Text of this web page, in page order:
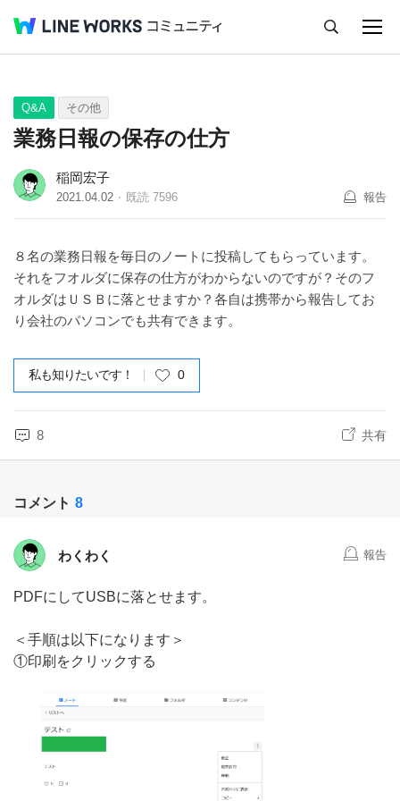
Q&A Tips Ideas
Q&A その他
業務日報の保存の仕方
稲岡宏子
2021.04.02 既読 7596 報告
８名の業務日報を毎日のノートに投稿してもらっています。
それをフオルダに保存の仕方がわからないのですが？そのフ
オルダはＵＳＢに落とせますか？各自は携帯から報告してお
り会社のパソコンでも共有できます。
私も知りたいです！ 0
8 共有
コメント 8
わくわく 報告
PDFにしてUSBに落とせます。
＜手順は以下になります＞
①印刷をクリックする